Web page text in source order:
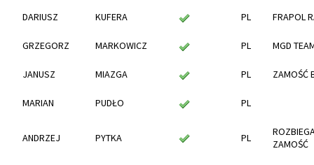
DARIUSZ KUFERA PL FRAPOL
GRZEGORZ MARKOWICZ PL MGD
JANUSZ MIAZGA PL ZAMOŚĆ
MARIAN PUDŁO PL
ANDRZEJ PYTKA PL
ZAMOŚĆ